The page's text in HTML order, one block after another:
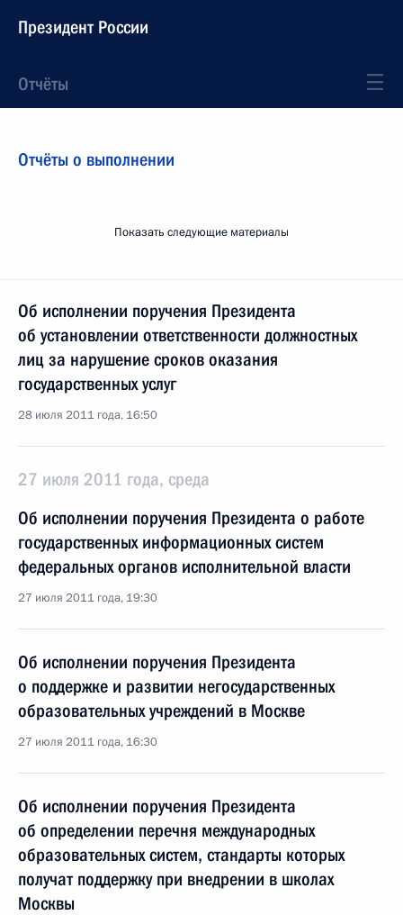
Президент России
Отчёты
Отчёты о выполнении
Показать следующие материалы
Об исполнении поручения Президента
об установлении ответственности должностных
лиц за нарушение сроков оказания
государственных услуг
28 июля 2011 года, 16:50
27 июля 2011 года, среда
Об исполнении поручения Президента о работе
государственных информационных систем
федеральных органов исполнительной власти
27 июля 2011 года, 19:30
Об исполнении поручения Президента
о поддержке и развитии негосударственных
образовательных учреждений в Москве
27 июля 2011 года, 16:30
Об исполнении поручения Президента
об определении перечня международных
образовательных систем, стандарты которых
получат поддержку при внедрении в школах
Москвы